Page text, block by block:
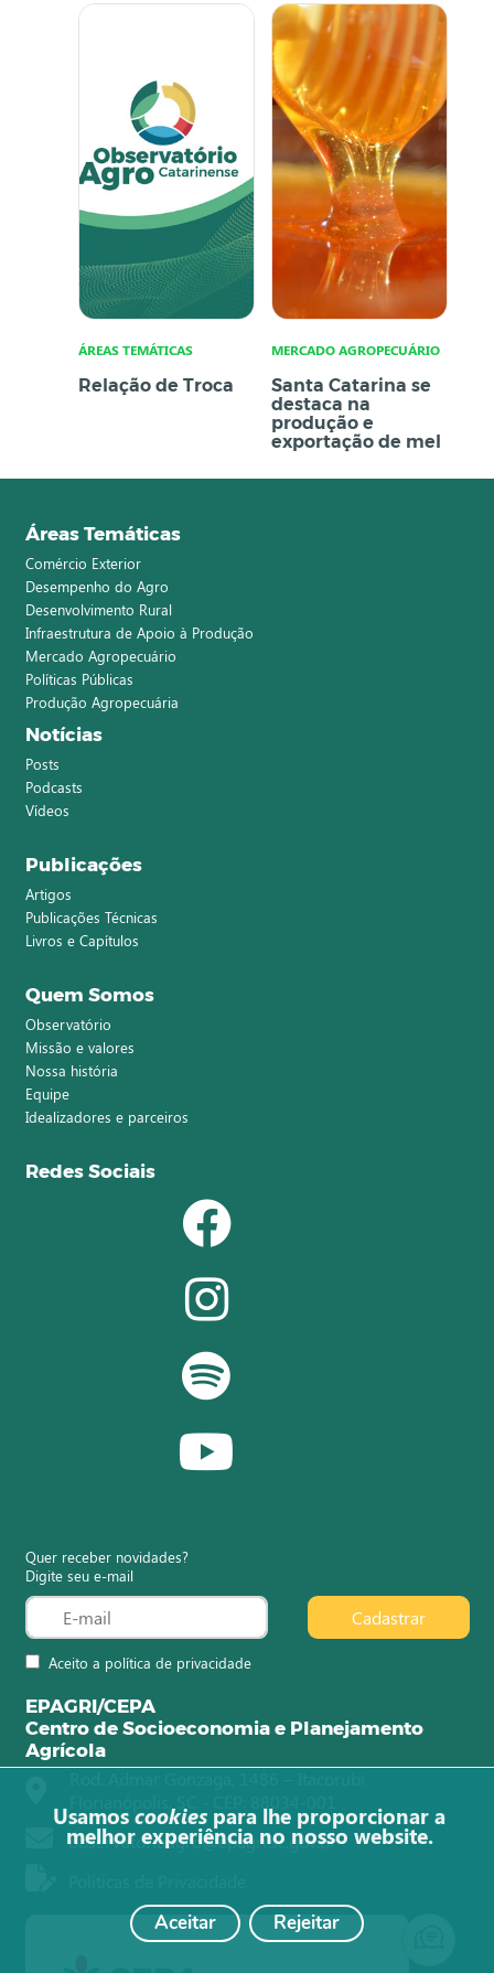
ÁREAS TEMÁTICAS
Relação de Troca
MERCADO AGROPECUÁRIO
Santa Catarina se
destaca na
produção e
exportação de mel
Áreas Temáticas
Comércio Exterior
Desempenho do Agro
Desenvolvimento Rural
Infraestrutura de Apoio à Produção
Mercado Agropecuário
Políticas Públicas
Produção Agropecuária
Notícias
Posts
Podcasts
Vídeos
Publicações
Artigos
Publicações Técnicas
Livros e Capítulos
Quem Somos
Observatório
Missão e valores
Nossa história
Equipe
Idealizadores e parceiros
Redes Sociais
Quer receber novidades?
Digite seu e-mail
Aceito a política de privacidade
Cadastrar
EPAGRI/CEPA
Centro de Socioeconomia e Planejamento
Agrícola
observatorioagro@epagri.sc.gov.br
Usamos cookies para lhe proporcionar a
melhor experiência no nosso website.
Aceitar Rejeitar